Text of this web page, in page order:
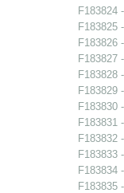
F183824
F183825
F183826
F183827
F183828
F183829
F183830
F183831
F183832
F183833
F183834
F183835